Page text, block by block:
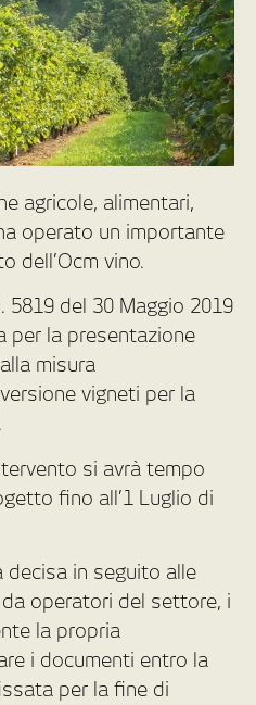
agricole, alimentari,
operato un importante
dell’Ocm vino.
5819 del 30 Maggio 2019
per la presentazione
misura
vigneti per la
si avrà tempo
fino all’1 Luglio di
in seguito alle
operatori del settore, i
la propria
i documenti entro la
per la fine di